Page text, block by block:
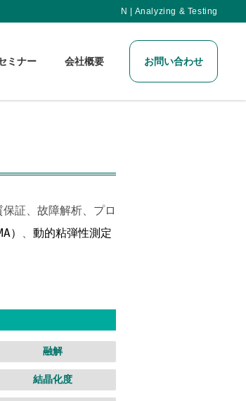
N | Analyzing & Testing
ミナー 会社概要 お問い合わせ
証、故障解析、プロ
） 、 動的粘弾性測定
融解
結晶化度